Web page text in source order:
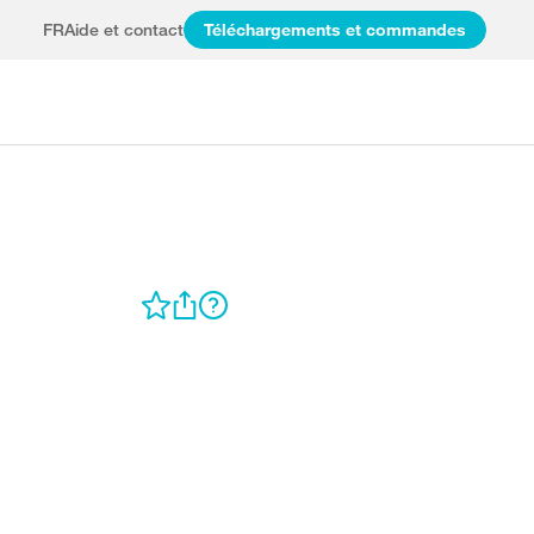
FRAide et contact Téléchargements et commandes